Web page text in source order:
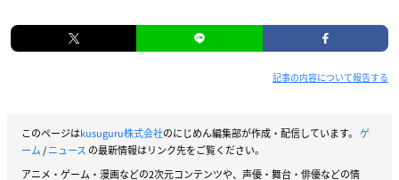
記事の内容について報告する
このページはkusuguru株式会社のにじめん編集部が作成・配信しています。 ゲ
ーム/ニュース の最新情報はリンク先をご覧ください。
アニメ・ゲーム・漫画などの2次元コンテンツや、声優・舞台・俳優などの情